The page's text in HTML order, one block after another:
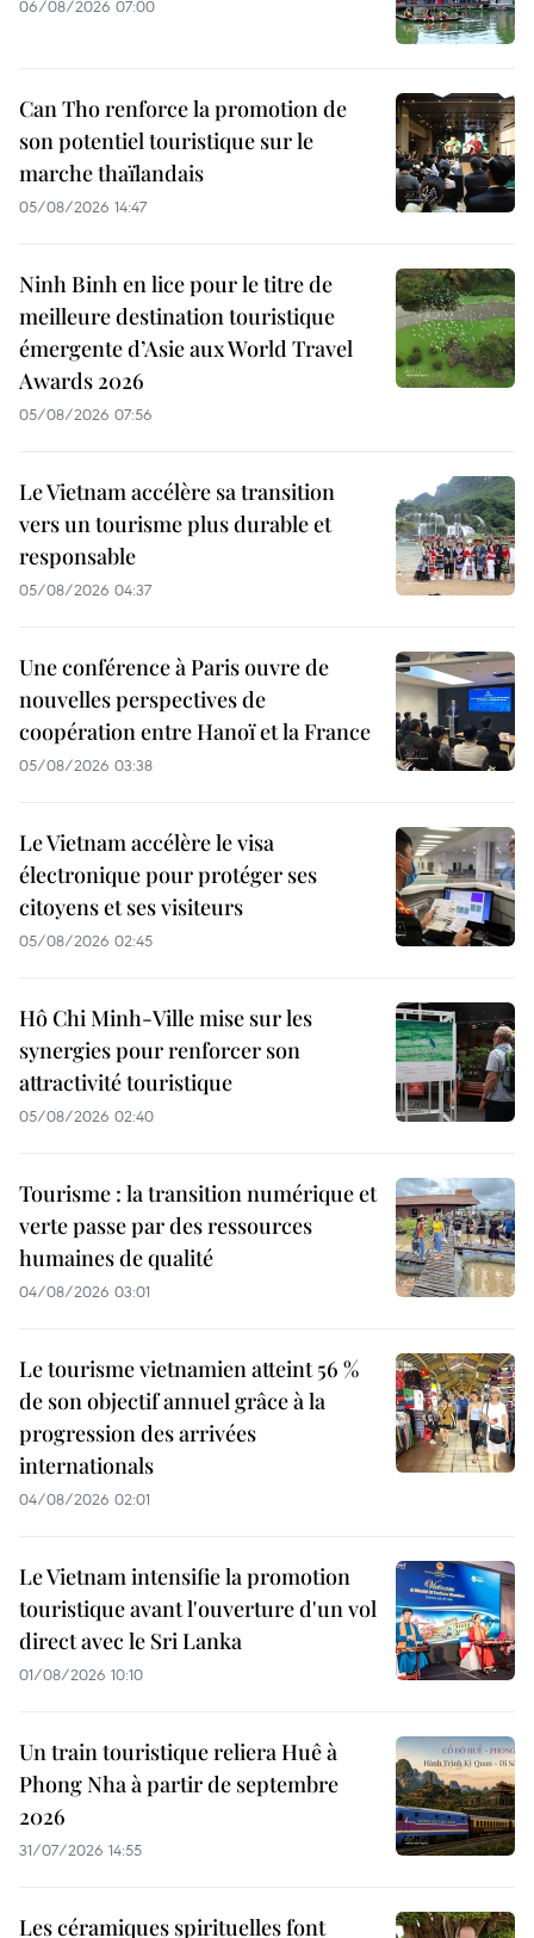
06/08/2026 07:00
Can Tho renforce la promotion de
son potentiel touristique sur le
marche thaïlandais
05/08/2026 14:47
Ninh Binh en lice pour le titre de
meilleure destination touristique
émergente d’Asie aux World Travel
Awards 2026
05/08/2026 07:56
Le Vietnam accélère sa transition
vers un tourisme plus durable et
responsable
05/08/2026 04:37
Une conférence à Paris ouvre de
nouvelles perspectives de
coopération entre Hanoï et la France
05/08/2026 03:38
Le Vietnam accélère le visa
électronique pour protéger ses
citoyens et ses visiteurs
05/08/2026 02:45
Hô Chi Minh-Ville mise sur les
synergies pour renforcer son
attractivité touristique
05/08/2026 02:40
Tourisme : la transition numérique et
verte passe par des ressources
humaines de qualité
04/08/2026 03:01
Le tourisme vietnamien atteint 56 %
de son objectif annuel grâce à la
progression des arrivées
internationals
04/08/2026 02:01
Le Vietnam intensifie la promotion
touristique avant l'ouverture d'un vol
direct avec le Sri Lanka
01/08/2026 10:10
Un train touristique reliera Huê à
Phong Nha à partir de septembre
2026
31/07/2026 14:55
Les céramiques spirituelles font